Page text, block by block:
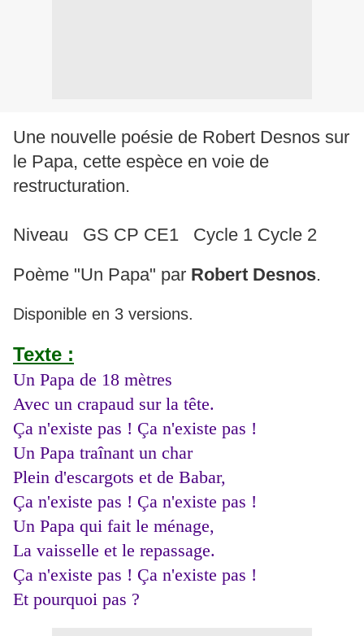
Une nouvelle poésie de Robert Desnos sur
le Papa, cette espèce en voie de
restructuration.
Niveau GS CP CE1 Cycle 1 Cycle 2
Poème "Un Papa" par Robert Desnos.
Disponible en 3 versions.
Texte :
Un Papa de 18 mètres
Avec un crapaud sur la tête.
Ça n'existe pas ! Ça n'existe pas !
Un Papa traînant un char
Plein d'escargots et de Babar,
Ça n'existe pas ! Ça n'existe pas !
Un Papa qui fait le ménage,
La vaisselle et le repassage.
Ça n'existe pas ! Ça n'existe pas !
Et pourquoi pas ?